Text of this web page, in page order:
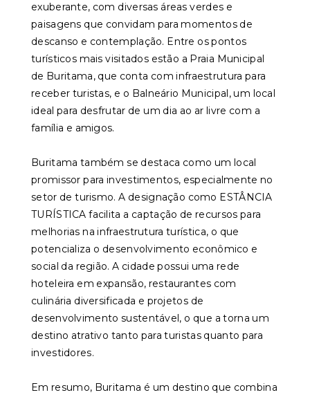
exuberante, com diversas áreas verdes e
paisagens que convidam para momentos de
descanso e contemplação. Entre os pontos
turísticos mais visitados estão a Praia Municipal
de Buritama, que conta com infraestrutura para
receber turistas, e o Balneário Municipal, um local
ideal para desfrutar de um dia ao ar livre com a
família e amigos.
Buritama também se destaca como um local
promissor para investimentos, especialmente no
setor de turismo. A designação como ESTÂNCIA
TURÍSTICA facilita a captação de recursos para
melhorias na infraestrutura turística, o que
potencializa o desenvolvimento econômico e
social da região. A cidade possui uma rede
hoteleira em expansão, restaurantes com
culinária diversificada e projetos de
desenvolvimento sustentável, o que a torna um
destino atrativo tanto para turistas quanto para
investidores.
Em resumo, Buritama é um destino que combina